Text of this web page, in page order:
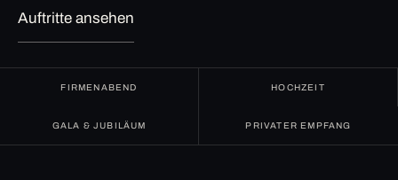
Auftritte ansehen
FIRMENABEND HOCHZEIT
GALA & JUBILÄUM PRIVATER EMPFANG